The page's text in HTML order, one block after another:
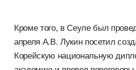
Кроме того, в Сеуле был
апреля А.В. Лукин посетил
Корейскую национальную